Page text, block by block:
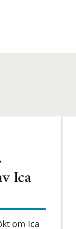
Ica
om Ica